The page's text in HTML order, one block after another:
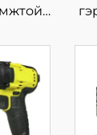
цас
цас